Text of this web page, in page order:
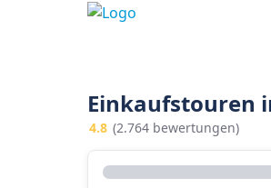
Einkaufstouren
4.8 (2.764 bewertungen)